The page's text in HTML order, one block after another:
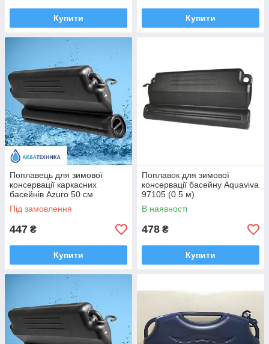
Купити Купити
Поплавець для зимової
консервації каркасних
басейнів Azuro 50 см
Під замовлення
447 ₴
Купити
Поплавок для зимової
консервації басейну Aquaviva
97105 (0.5 м)
В наявності
478 ₴
Купити